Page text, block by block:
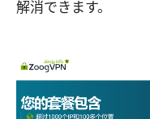
解消できます。